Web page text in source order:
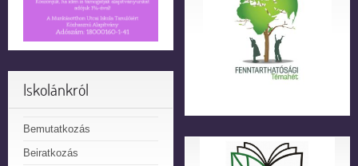
Iskolánkról
Bemutatkozás
Beiratkozás